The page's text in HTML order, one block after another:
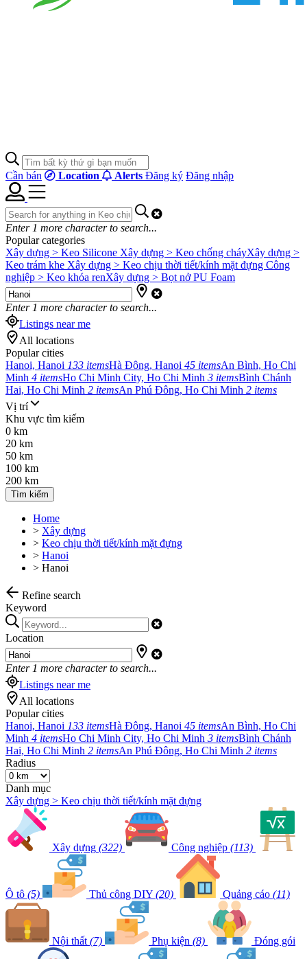
Cần bán Location Alerts Đăng ký Đăng nhập
Enter 1 more character to search...
Popular categories
Xây dựng > Keo Silicone Xây dựng > Keo chống cháyXây dựng >
Keo trám khe Xây dựng > Keo chịu thời tiết/kính mặt đựng Công
nghiệp > Keo khóa renXây dựng > Bọt nở PU Foam
Enter 1 more character to search...
Listings near me
All locations
Popular cities
Hanoi, Hanoi 133 itemsHà Đông, Hanoi 45 itemsAn Bình, Ho Chi
Minh 4 itemsHo Chi Minh City, Ho Chi Minh 3 itemsBình Chánh
Hai, Ho Chi Minh 2 itemsAn Phú Đông, Ho Chi Minh 2 items
Vị trí
Khu vực tìm kiếm
0 km
20 km
50 km
100 km
200 km
Tìm kiếm
Home
> Xây dựng
> Keo chịu thời tiết/kính mặt đựng
> Hanoi
> Hanoi
Refine search
Keyword
Location
Enter 1 more character to search...
Listings near me
All locations
Popular cities
Hanoi, Hanoi 133 itemsHà Đông, Hanoi 45 itemsAn Bình, Ho Chi
Minh 4 itemsHo Chi Minh City, Ho Chi Minh 3 itemsBình Chánh
Hai, Ho Chi Minh 2 itemsAn Phú Đông, Ho Chi Minh 2 items
Radius
Danh mục
Xây dựng > Keo chịu thời tiết/kính mặt đựng
Xây dựng (322) Công nghiệp (113)
Ô tô (5) Thủ công DIY (20) Quảng cáo (11)
Nội thất (7) Phụ kiện (8) Đóng gói